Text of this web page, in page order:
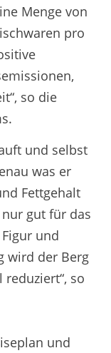
Menge von
pro
so die
und selbst
was er
Fettgehalt
gut für das
und
wird der Berg
so
und